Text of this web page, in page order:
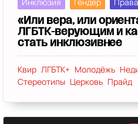
Инклюзия Гендер
«Или вера, или
ЛГБТК-верующим и
стать инклюзивнее
Квир ЛГБТК+ Молодёжь
Стереотипы Церковь Прайд